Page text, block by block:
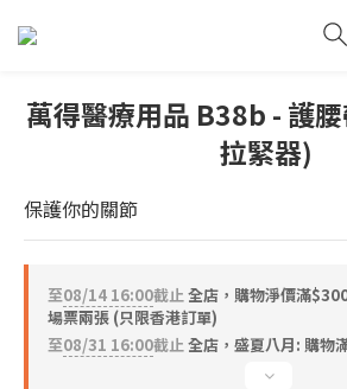
萬得醫療用品 B38b - 護
拉緊器)
保護你的關節
至08/14 16:00截止全店，購物淨價滿
場票兩張 (只限香港訂單)
至08/31 16:00截止全店，盛夏八月: 購物